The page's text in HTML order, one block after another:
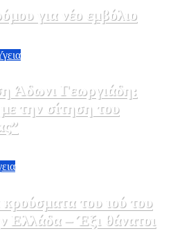
για νέο εμβόλιο
Άδωνι Γεωργιάδη:
την σίτηση του
του ιού του
Ελλάδα – Έξι θάνατοι